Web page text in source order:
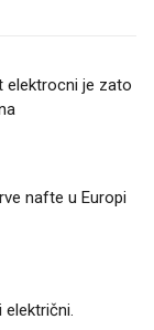
elektrocni je zato
nafte u Europi